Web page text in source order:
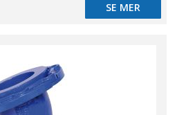
SE MER
SE MER